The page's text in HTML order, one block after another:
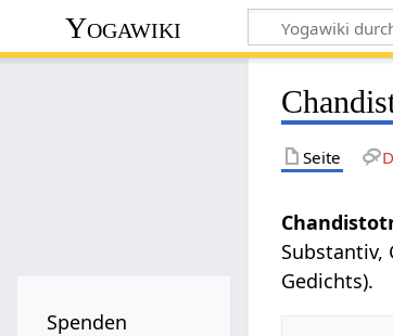
Yogawiki
Seite
Substantiv,
Gedichts).
Spenden